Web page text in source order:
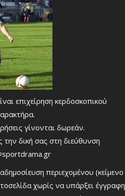
επιχείρηση κερδοσκοπικού
γίνονται δωρεάν.
την δική σας στη διεύθυνση
περιεχομένου (κείμενο
χωρίς να υπάρξει έγγραφη